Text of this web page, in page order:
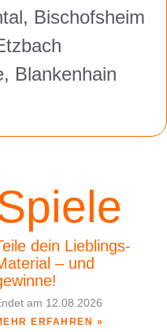
Bischofsheim
Blankenhain
dein Lieblings-
– und
am 12.08.2026
ERFAHREN »